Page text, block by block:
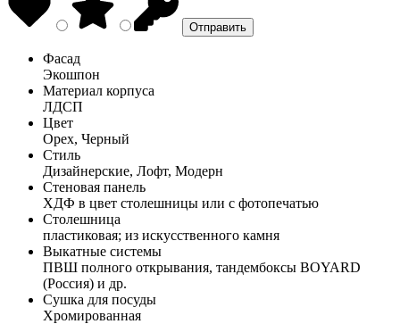
Фасад
Экошпон
Материал корпуса
ЛДСП
Цвет
Орех, Черный
Стиль
Дизайнерские, Лофт, Модерн
Стеновая панель
ХДФ в цвет столешницы или с фотопечатью
Столешница
пластиковая; из искусственного камня
Выкатные системы
ПВШ полного открывания, тандембоксы BOYARD
(Россия) и др.
Сушка для посуды
Хромированная